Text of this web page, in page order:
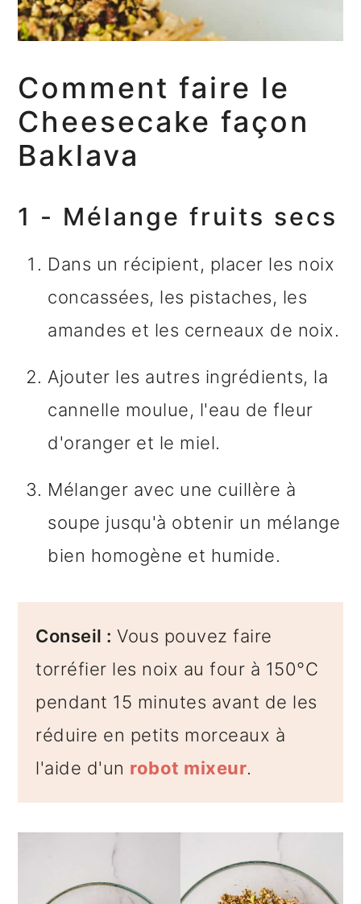
Comment faire le
Cheesecake façon
Baklava
1 - Mélange fruits secs
Dans un récipient, placer les noix
concassées, les pistaches, les
amandes et les cerneaux de noix.
Ajouter les autres ingrédients, la
cannelle moulue, l'eau de fleur
d'oranger et le miel.
Mélanger avec une cuillère à
soupe jusqu'à obtenir un mélange
bien homogène et humide.
Conseil : Vous pouvez faire
torréfier les noix au four à 150°C
pendant 15 minutes avant de les
réduire en petits morceaux à
l'aide d'un robot mixeur.